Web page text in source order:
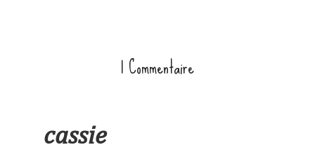
1 Commentaire
cassie